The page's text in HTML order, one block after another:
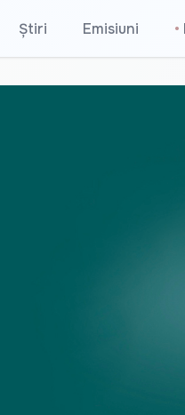
Știri Emisiuni •